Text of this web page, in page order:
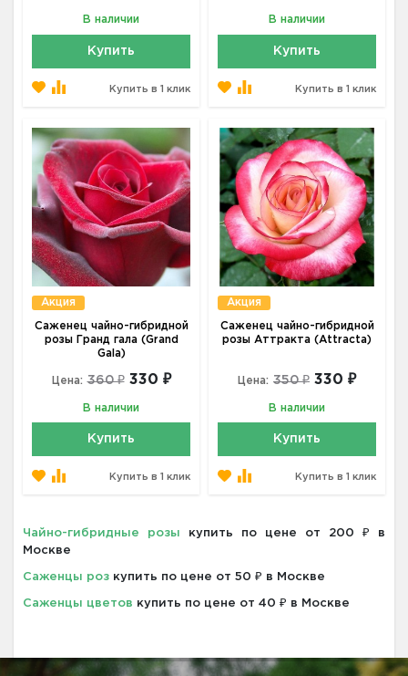
В наличии
Купить
Купить в 1 клик
В наличии
Купить
Купить в 1 клик
Акция
Саженец чайно-гибридной
розы Гранд гала (Grand
Gala)
Цена: 360 ₽ 330 ₽
В наличии
Купить
Купить в 1 клик
Акция
Саженец чайно-гибридной
розы Аттракта (Attracta)
Цена: 350 ₽ 330 ₽
В наличии
Купить
Купить в 1 клик
Чайно-гибридные розы купить по цене от 200 ₽ в
Москве
Саженцы роз купить по цене от 50 ₽ в Москве
Саженцы цветов купить по цене от 40 ₽ в Москве